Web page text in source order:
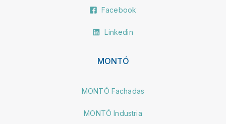
Facebook
Linkedin
MONTÓ
MONTÓ Fachadas
MONTÓ Industria